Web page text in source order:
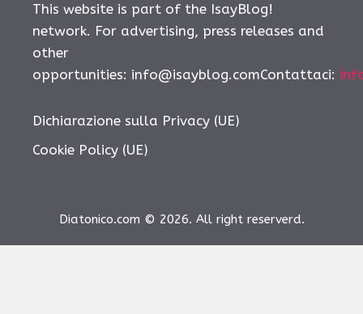
This website is part of the IsayBlog!
network. For advertising, press releases and
other
opportunities: info@isayblog.comContattaci:
Dichiarazione sulla Privacy (UE)
Cookie Policy (UE)
Diatonico.com © 2026. All right reserverd.